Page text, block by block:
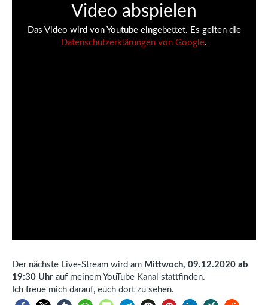
Video abspielen
Das Video wird von Youtube eingebettet. Es gelten die
Datenschutzerklärungen von Google.
Der nächste Live-Stream wird am Mittwoch, 09.12.2020 ab
19:30 Uhr auf meinem YouTube Kanal stattfinden.
Ich freue mich darauf, euch dort zu sehen.